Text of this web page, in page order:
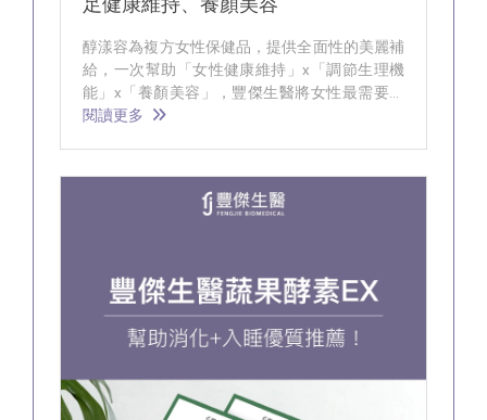
醇漾容為複方女性保健品，提供全面性的美麗補
給，一次幫助「女性健康維持」x「調節生理機
能」x「養顏美容」，豐傑生醫將女性最需要營
養都融合在一包，嚴選多項通過歐美專利的重點
閱讀更多